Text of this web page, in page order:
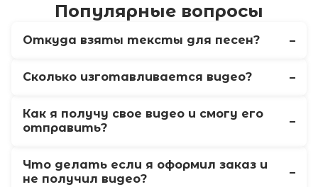
Популярные вопросы
Откуда взяты тексты для песен?
Сколько изготавливается видео?
Как я получу свое видео и смогу его
отправить?
Что делать если я оформил заказ и
не получил видео?